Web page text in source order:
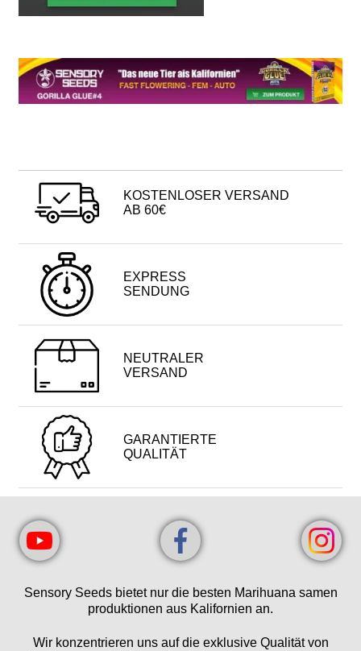
KOSTENLOSER VERSAND
AB 60€
EXPRESS
SENDUNG
NEUTRALER
VERSAND
GARANTIERTE
QUALITÄT
Sensory Seeds bietet nur die besten Marihuana samen
produktionen aus Kalifornien an.
Wir konzentrieren uns auf die exklusive Qualität von